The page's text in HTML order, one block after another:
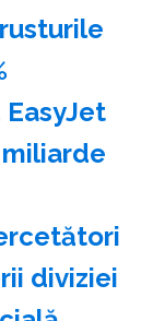
diviziei